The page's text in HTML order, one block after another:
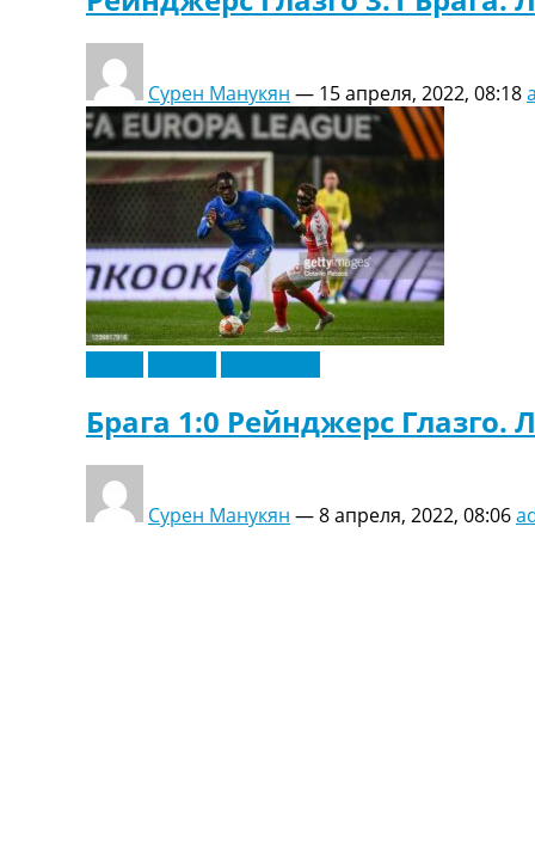
Сурен Манукян — 15 апреля, 2022, 08:18
Брага 1:0 Рейнджерс Глазго.
Сурен Манукян —8 апреля, 2022, 08:06